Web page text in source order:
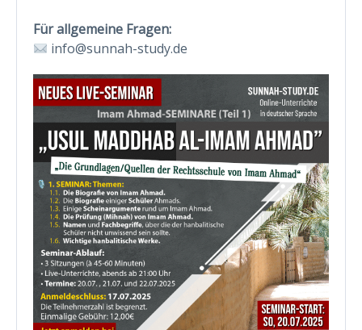
Für allgemeine Fragen:
info@sunnah-study.de